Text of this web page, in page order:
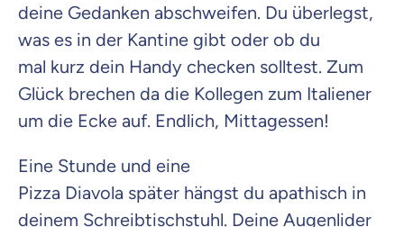
deine Gedanken abschweifen. Du überlegst,
was es in der Kantine gibt oder ob du
mal kurz dein Handy checken solltest. Zum
Glück brechen da die Kollegen zum Italiener
um die Ecke auf. Endlich, Mittagessen!
Eine Stunde und eine
Pizza Diavola später hängst du apathisch in
deinem Schreibtischstuhl. Deine Augenlider
Krankenhaus
Mit dem Abschicken meiner Daten erkläre ich meine
Weiter zu deinen Informationen